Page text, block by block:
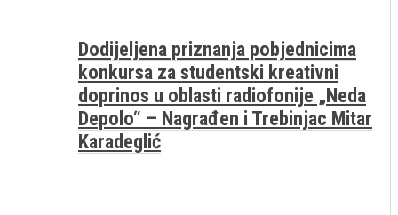
Dodijeljena priznanja pobjednicima
konkursa za studentski kreativni
doprinos u oblasti radiofonije „Neda
Depolo“ – Nagrađen i Trebinjac Mitar
Karadeglić